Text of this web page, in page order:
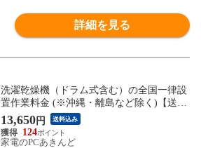
詳細を見る
洗濯乾燥機（ドラム式含む）の全国一律設
置作業料金 (※沖縄・離島など除く)【送料
無料】
13,650円 送料込み
124
家電のPCあきんど